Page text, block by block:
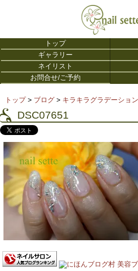
トップ
ギャラリー
ネイリスト
お問合せ/ご予約
トップ> ブログ > キラキラグラデーショ
DSC07651